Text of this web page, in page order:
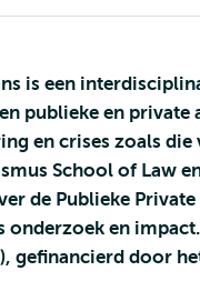
is een
publieke en
en crises zoals
School of Law
de Publieke
en
gefinancierd door